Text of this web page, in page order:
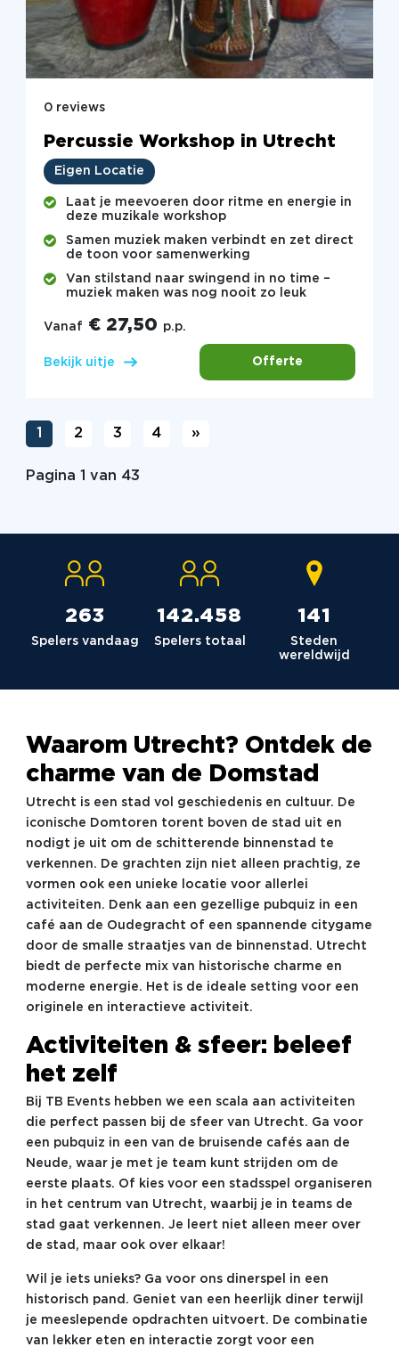
0 reviews
Percussie Workshop in Utrecht
Eigen Locatie
Laat je meevoeren door ritme en energie in
deze muzikale workshop
Samen muziek maken verbindt en zet direct
de toon voor samenwerking
Van stilstand naar swingend in no time –
muziek maken was nog nooit zo leuk
Vanaf € 27,50 p.p.
Bekijk uitje Offerte
1 2 3 4 »
Pagina 1 van 43
264
Spelers vandaag
142.980
Spelers totaal
142
Steden
wereldwijd
Waarom Utrecht? Ontdek de
charme van de Domstad
Utrecht is een stad vol geschiedenis en cultuur. De
iconische Domtoren torent boven de stad uit en
nodigt je uit om de schitterende binnenstad te
verkennen. De grachten zijn niet alleen prachtig, ze
vormen ook een unieke locatie voor allerlei
activiteiten. Denk aan een gezellige pubquiz in een
café aan de Oudegracht of een spannende citygame
door de smalle straatjes van de binnenstad. Utrecht
biedt de perfecte mix van historische charme en
moderne energie. Het is de ideale setting voor een
originele en interactieve activiteit.
Activiteiten & sfeer: beleef
het zelf
Bij TB Events hebben we een scala aan activiteiten
die perfect passen bij de sfeer van Utrecht. Ga voor
een pubquiz in een van de bruisende cafés aan de
Neude, waar je met je team kunt strijden om de
eerste plaats. Of kies voor een stadsspel organiseren
in het centrum van Utrecht, waarbij je in teams de
stad gaat verkennen. Je leert niet alleen meer over
de stad, maar ook over elkaar!
Wil je iets unieks? Ga voor ons dinerspel in een
historisch pand. Geniet van een heerlijk diner terwijl
je meeslepende opdrachten uitvoert. De combinatie
van lekker eten en interactie zorgt voor een